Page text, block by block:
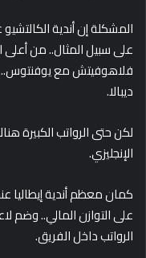
المشكلة إن أندية
على سبيل المثال.. من أعلى
فلاهوفيتش مع يوفنتوس..
ديبالا.
لكن حتى الرواتب الكبيرة
الإنجليزي.
كمان معظم أندية
على التوازن المالي..
الرواتب داخل الفريق.